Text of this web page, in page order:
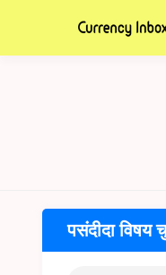
पसंदीदा विषय